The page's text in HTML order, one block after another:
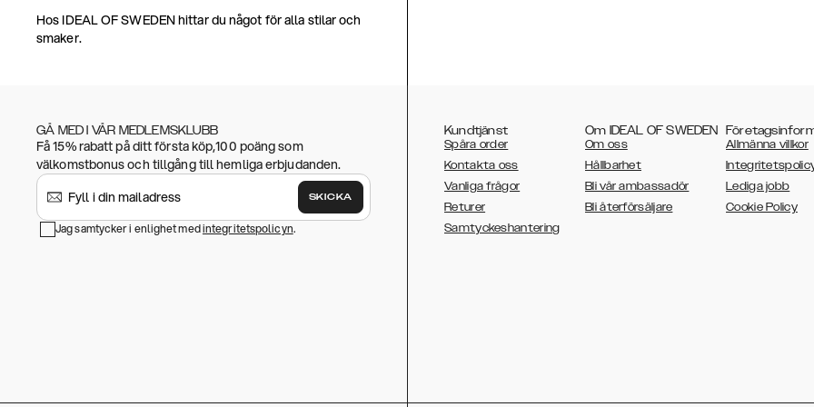
Hos IDEAL OF SWEDEN hittar du något för alla stilar och
smaker.
GÅ MED I VÅR MEDLEMSKLUBB
Få 15% rabatt på ditt första köp,100 poäng som
välkomstbonus och tillgång till hemliga erbjudanden.
SKICKA
Jag samtycker i enlighet medintegritetspolicyn.
Kundtjänst
Spåra order
Kontakta oss
Vanliga frågor
Returer
Samtyckeshantering
Om IDEAL OF SWEDEN
Om oss
Hållbarhet
Bli vår ambassadör
Bli återförsäljare
Allmänna villkor
Lediga jobb
Cookie Policy
AUSTRALIA